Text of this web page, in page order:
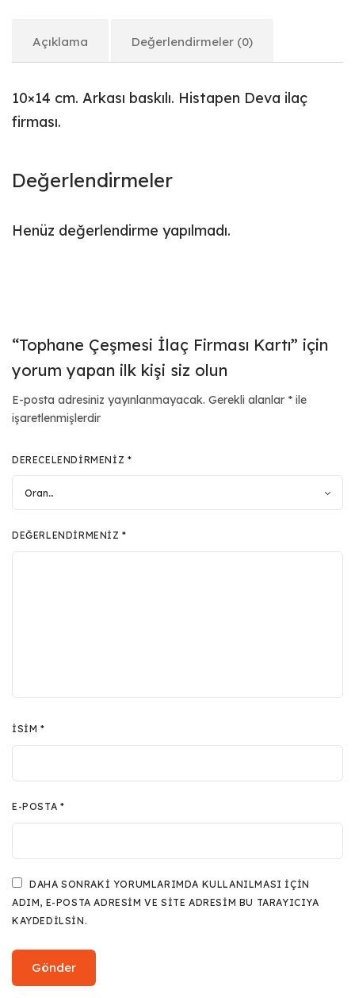
Açıklama Değerlendirmeler (0)
10×14 cm. Arkası baskılı. Histapen Deva ilaç
firması.
Değerlendirmeler
Henüz değerlendirme yapılmadı.
“Tophane Çeşmesi İlaç Firması Kartı” için
yorum yapan ilk kişi siz olun
E-posta adresiniz yayınlanmayacak. Gerekli alanlar * ile
işaretlenmişlerdir
DERECELENDIRMENIZ *
DEĞERLENDIRMENIZ*
İSIM*
E-POSTA *
DAHA SONRAKI YORUMLARIMDA KULLANILMASI IÇIN
ADIM, E-POSTA ADRESIM VE SITE ADRESIM BU TARAYICIYA
KAYDEDILSIN.